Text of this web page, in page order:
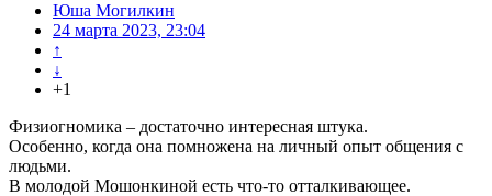
Юша Могилкин
24 марта 2023, 23:04
↑
↓
+1
Физиогномика – достаточно интересная штука.
Особенно, когда она помножена на личный опыт общения с
людьми.
В молодой Мошонкиной есть что-то отталкивающее.